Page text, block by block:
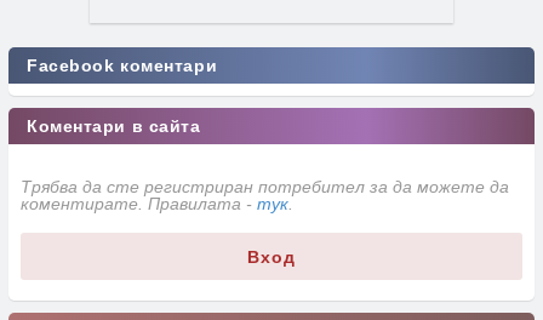
Facebook коментари
Коментари в сайта
Трябва да сте регистриран потребител за да можете да
коментирате. Правилата - тук
Вход